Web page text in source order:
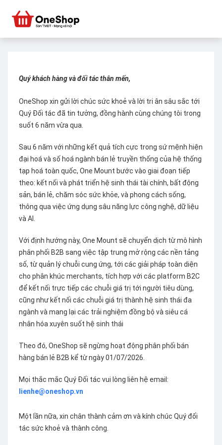
Quý khách hàng và đối tác thân mến,
OneShop xin gửi lời chúc sức khoẻ và lời tri ân sâu sắc tới
Quý Đối tác đã tin tưởng, đồng hành cùng chúng tôi trong
suốt 6 năm vừa qua.
Sau 6 năm với những kết quả tích cực trong sứ mệnh hiện
đại hoá và số hoá ngành bán lẻ truyền thống của hệ thống
tạp hoá toàn quốc, One Mount bước vào giai đoạn tiếp
theo: kết nối và phát triển hệ sinh thái tài chính, bất động
sản, bán lẻ, chăm sóc sức khỏe, và phong cách sống,
thông qua việc ứng dụng sâu năng lực công nghệ, dữ liệu
và AI.
Với định hướng này, One Mount sẽ chuyển dịch từ mô hình
phân phối B2B sang việc tập trung mở rộng các nền tảng
số, từ quản lý chuỗi cung ứng, tới các giải pháp toàn diện
cho phân khúc merchants, tích hợp với các platform B2C
để kết nối trực tiếp các chuỗi giá trị tới người tiêu dùng,
cũng như kết nối các chuỗi giá trị thành hệ sinh thái đa
ngành và mang lại các trải nghiệm đồng bộ và siêu cá
nhân hóa xuyên suốt hệ sinh thái
Theo đó, OneShop sẽ ngừng hoạt động phân phối bán
hàng bán lẻ B2B kể từ ngày 01/07/2026.
Mọi thắc mắc Quý Đối tác vui lòng liên hệ email:
lienhe@oneshop.vn
Một lần nữa, xin chân thành cảm ơn và kính chúc Quý đối
tác sức khoẻ và thành công.